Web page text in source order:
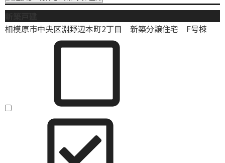
相模原市中央区淵野辺本町2丁目 新築分譲住宅 F号棟